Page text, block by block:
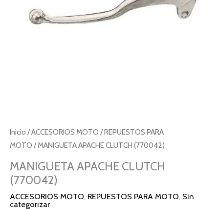
Inicio /ACCESORIOS MOTO /REPUESTOS PARA
MOTO / MANIGUETA APACHE CLUTCH (770042)
MANIGUETA APACHE CLUTCH
(770042)
ACCESORIOS MOTO, REPUESTOS PARA MOTO, Sin
categorizar